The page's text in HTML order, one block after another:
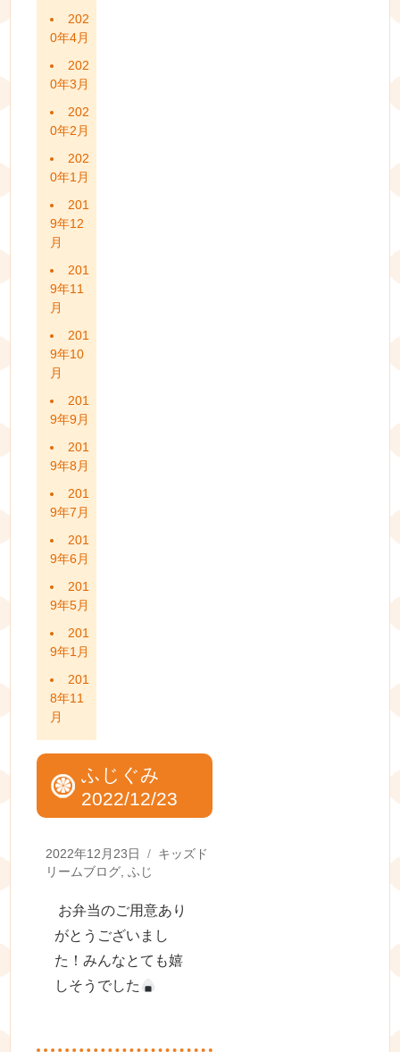
202
0年4月
202
0年3月
202
0年2月
202
0年1月
201
9年12
月
201
9年11
月
201
9年10
月
201
9年9月
201
9年8月
201
9年7月
201
9年6月
201
9年5月
201
9年1月
201
8年11
月
ふじぐみ
2022/12/23
Posted
on
2022年12月23日 Categories
キッズド
リームブログ,ふじ
お弁当のご用意あり
がとうございまし
た！みんなとても嬉
しそうでした